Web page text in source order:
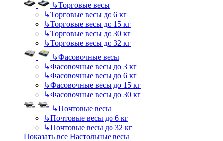
↳Торговые весы
↳Торговые весы до 6 кг
↳Торговые весы до 15 кг
↳Торговые весы до 30 кг
↳Торговые весы до 32 кг
↳Фасовочные весы
↳Фасовочные весы до 3 кг
↳Фасовочные весы до 6 кг
↳Фасовочные весы до 15 кг
↳Фасовочные весы до 30 кг
↳Почтовые весы
↳Почтовые весы до 6 кг
↳Почтовые весы до 32 кг
Показать все Настольные весы